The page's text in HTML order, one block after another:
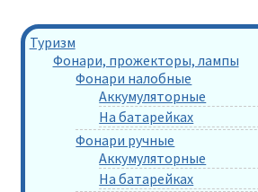
Туризм
Фонари, прожекторы, лампы
Фонари налобные
Аккумуляторные
На батарейках
Фонари ручные
Аккумуляторные
На батарейках